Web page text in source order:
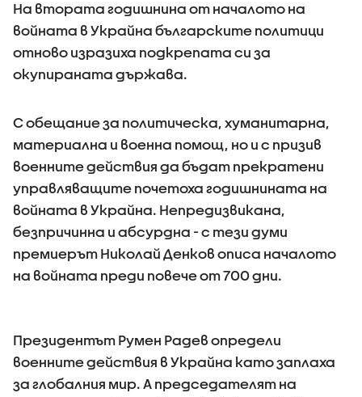
На втората годишнина от началото на
войната в Украйна българските политици
отново изразиха подкрепата си за
окупираната държава.
С обещание за политическа, хуманитарна,
материална и военна помощ, но и с призив
военните действия да бъдат прекратени
управляващите почетоха годишнината на
войната в Украйна. Непредизвикана,
безпричинна и абсурдна - с тези думи
премиерът Николай Денков описа началото
на войната преди повече от 700 дни.
Президентът Румен Радев определи
военните действия в Украйна като заплаха
за глобалния мир. А председателят на